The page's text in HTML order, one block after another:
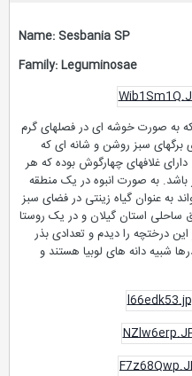
Name: Sesbania SP
Family: Leguminosae
به صورت خوشه ای در فصلهای گرم
سبز روشن و شانه ای که
غلافهای چهارگوش بوده که هر
3 تا 9 عدد بذر باشد. به صورت انبوه در یک منطقه
عنوان گیاه زینتی در فضای سبز
ساحلی استان گیلان و در یک روستا
درختچه را دیدم و تعدادی بذر
شبیه دانه های لوبیا هستند و